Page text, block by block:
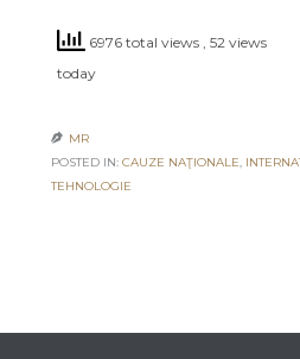
6976 total views , 52 views
today
 MR
POSTED IN: CAUZE NAŢIONALE,
TEHNOLOGIE